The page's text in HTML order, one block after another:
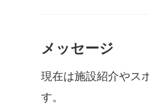
メッセージ
現在は施設紹介やス
す。